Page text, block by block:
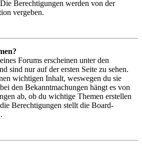
Berechtigungen werden von der
vergeben.
Forums erscheinen unter den
sind nur auf der ersten Seite zu sehen.
wichtigen Inhalt, weswegen du sie
den Bekanntmachungen hängt es von
ab, ob du wichtige Themen erstellen
Berechtigungen stellt die Board-